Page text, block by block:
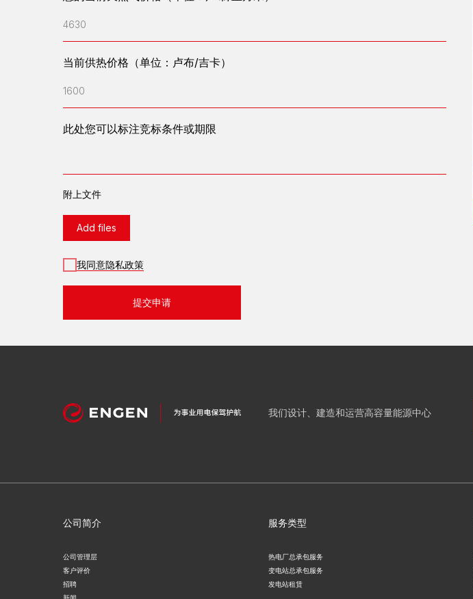
4630
当前供热价格（单位：卢布/吉卡）
1600
此处您可以标注竞标条件或期限
附上文件
Add files
我同意隐私政策
提交申请
我们设计、建造和运营高容量能源中心
热电厂总承包服务
变电站总承包服务
发电站租赁
服务类型
公司管理层
客户评价
招聘
公司简介